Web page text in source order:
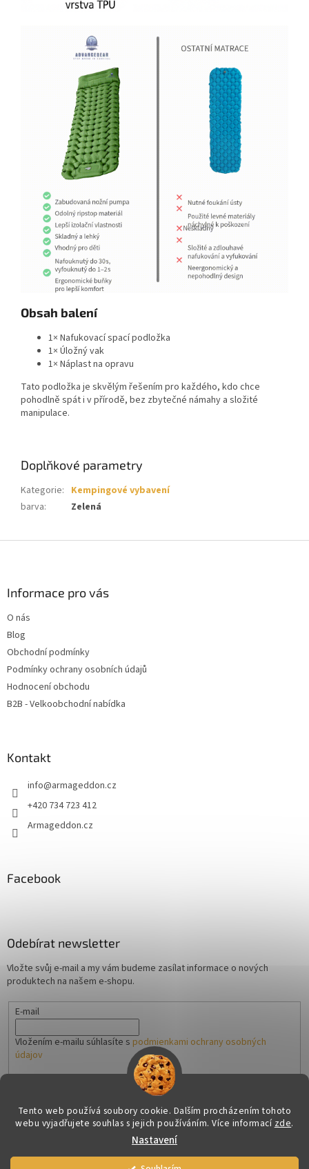
Tento web používá soubory cookie. Dalším procházením tohoto
webu vyjadřujete souhlas s jejich používáním. Více informací zde.
Nastavení
Obsah balení
1× Nafukovací spací podložka
1× Úložný vak
1× Náplast na opravu
Tato podložka je skvělým řešením pro každého, kdo chce
pohodlně spát i v přírodě, bez zbytečné námahy a složité
manipulace.
Doplňkové parametry
Kategorie: Kempingové vybavení
barva: Zelená
Informace pro vás
O nás
Blog
Obchodní podmínky
Podmínky ochrany osobních údajů
Hodnocení obchodu
B2B - Velkoobchodní nabídka
Kontakt
info@armageddon.cz
+420 734 723 412
Armageddon.cz
Facebook
Odebírat newsletter
Vložte svůj e-mail a my vám budeme zasílat informace o nových
produktech na našem e-shopu.
E-mail
Vložením e-mailu súhlasíte s podmienkami ochrany osobných
údajov
Vytvořil Shoptet